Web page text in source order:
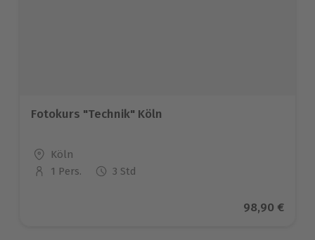
Fotokurs "Technik" Köln
Standort
Köln
Anzahl der Teilnehmer
1 Pers. 3 Std
Aktueller
98,90 €